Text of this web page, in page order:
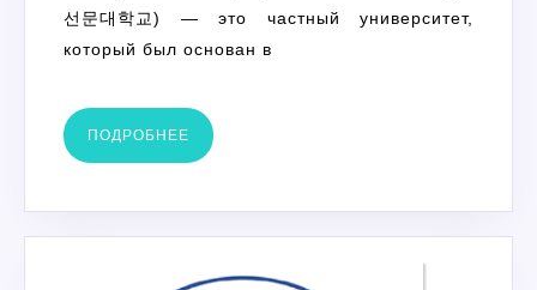
선문대학교) — это частный университет,
который был основан в
ПОДРОБНЕЕ ПОДРОБНЕЕ